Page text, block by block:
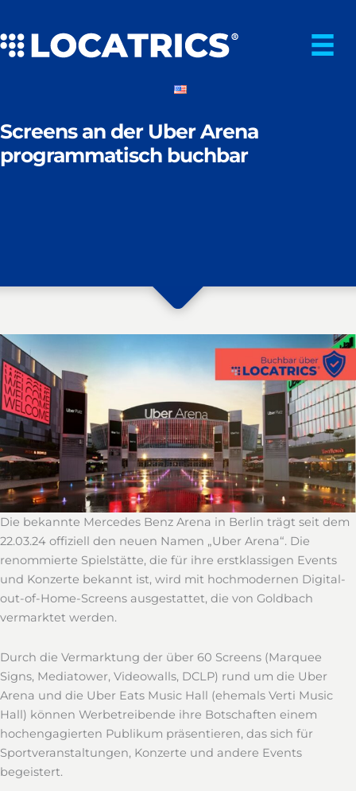
springen
Screens an der Uber Arena
programmatisch buchbar
Die bekannte Mercedes Benz Arena in Berlin trägt seit dem
22.03.24 offiziell den neuen Namen „Uber Arena“. Die
renommierte Spielstätte, die für ihre erstklassigen Events
und Konzerte bekannt ist, wird mit hochmodernen Digital-
out-of-Home-Screens ausgestattet, die von Goldbach
vermarktet werden.
Durch die Vermarktung der über 60 Screens (Marquee
Signs, Mediatower, Videowalls, DCLP) rund um die Uber
Arena und die Uber Eats Music Hall (ehemals Verti Music
Hall) können Werbetreibende ihre Botschaften einem
hochengagierten Publikum präsentieren, das sich für
Sportveranstaltungen, Konzerte und andere Events
begeistert.